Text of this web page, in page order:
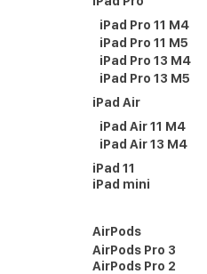
iPad Pro 11 M4
iPad Pro 11 M5
iPad Pro 13 M4
iPad Pro 13 M5
iPad Air
iPad Air 11 M4
iPad Air 13 M4
iPad 11
iPad mini
AirPods
AirPods Pro 3
AirPods Pro 2